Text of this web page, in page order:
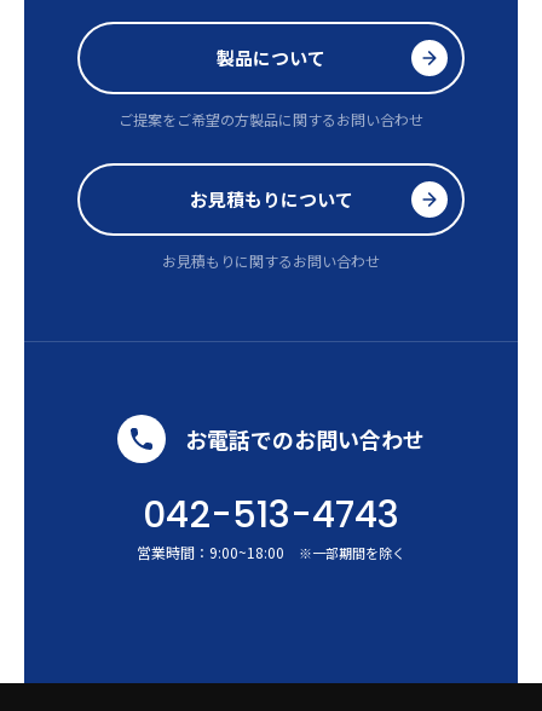
製品について
ご提案をご希望の方製品に関するお問い合わせ
お見積もりについて
お見積もりに関するお問い合わせ
お電話でのお問い合わせ
042-513-4743
営業時間： 9:00~18:00 ※一部期間を除く